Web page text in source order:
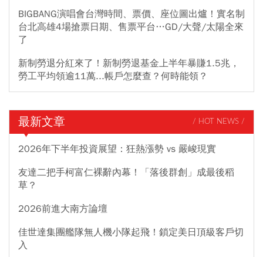
BIGBANG演唱會台灣時間、票價、座位圖出爐！實名制
台北高雄4場搶票日期、售票平台…GD/大聲/太陽全來
了
新制勞退分紅來了！新制勞退基金上半年暴賺1.5兆，
勞工平均領逾11萬...帳戶怎麼查？何時能領？
最新文章 / HOT NEWS /
2026年下半年投資展望：狂熱漲勢 vs 嚴峻現實
友達二把手柯富仁裸辭內幕！「落後群創」成最後稻
草？
2026前進大南方論壇
佳世達集團艦隊無人機小隊起飛！鎖定美日頂級客戶切
入